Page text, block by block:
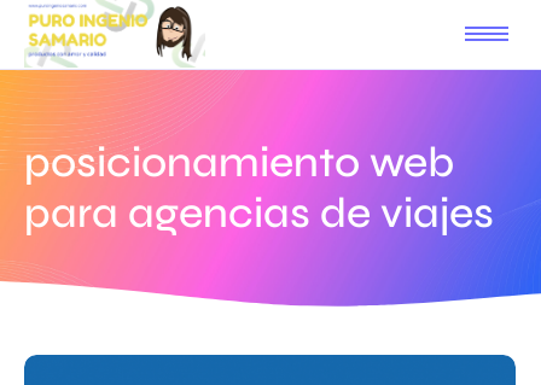
posicionamiento web
para agencias de viajes